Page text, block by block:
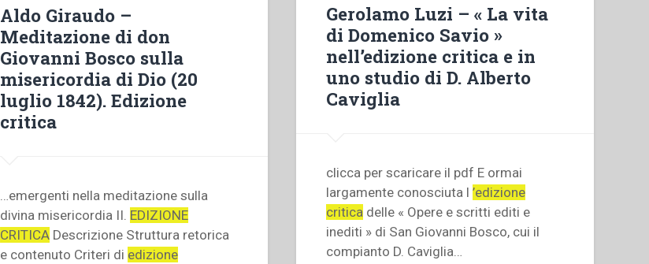
Gerolamo Luzi – « La vita
di Domenico Savio »
nell’edizione critica e in
uno studio di D. Alberto
Caviglia
clicca per scaricare il pdf E ormai
largamente conosciuta l’edizione
critica delle « Opere e scritti editi e
inediti » di San Giovanni Bosco, cui il
compianto D. Caviglia…
Aldo Giraudo –
Meditazione di don
Giovanni Bosco sulla
misericordia di Dio (20
luglio 1842). Edizione
critica
…emergenti nella meditazione sulla
divina misericordia II. EDIZIONE
CRITICA Descrizione Struttura retorica
e contenuto Criteri di edizione